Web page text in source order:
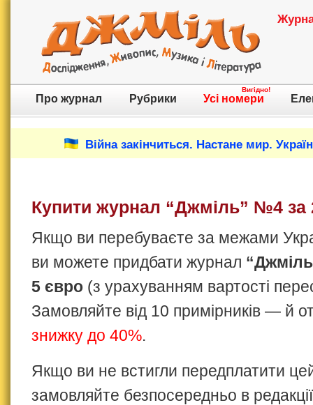
Про журнал Рубрики Усі номери
Вигідно!
Війна закінчиться. Настане мир.
Купити журнал “Джміль” №4 за
Якщо ви перебуваєте за межами
ви можете придбати журнал
5 євро (з урахуванням вартості
Замовляйте від 10 примірників — й
знижку до 40%.
Якщо ви не встигли передплатити
замовляйте безпосередньо в